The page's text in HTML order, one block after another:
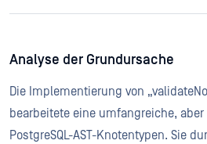
Analyse der Grundursache
Die Implementierung von
bearbeitete eine umfangreiche,
PostgreSQL-AST-Knotentypen. Sie